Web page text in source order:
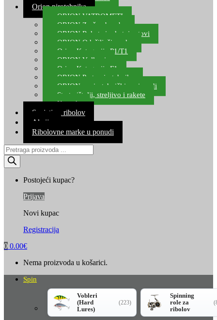
Orion pirotehnika
ORION VATROMETI
ORION Zračne bombe
ORION Rakete i raketni setovi
ORION Odašiljači zvuka
Orion Kategorija P1/T1
ORION Vulkani
Orion Kategorija F1
ORION Party pirotehnika
ORION nepirotehnički proizvodi
Start pištolji, streljivo i rakete
Kontakt
Savjeti za ribolov
Akcija
Ribolovne marke u ponudi
Products
search
Postojeći kupac?
Prijava
Novi kupac
Registracija
0 0.00€
Nema proizvoda u košarici.
Spin
Vobleri
(Hard
Lures)
(223)
Spinning
role za
ribolov